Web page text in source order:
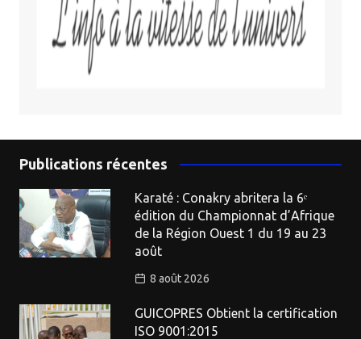
Publications récentes
Karaté : Conakry abritera la 6ᵉ
édition du Championnat d’Afrique
de la Région Ouest 1 du 19 au 23
août
8 août 2026
GUICOPRES Obtient la certification
ISO 9001:2015